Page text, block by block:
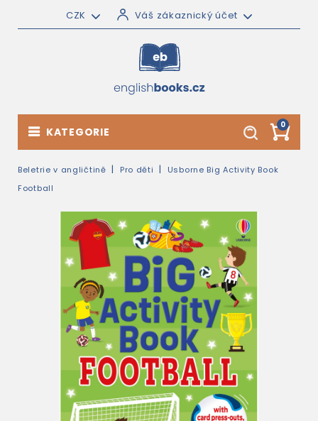
CZK Váš zákaznický účet
0
KATEGORIE
Beletrie v angličtině Pro děti
Usborne Big Activity Book
Football